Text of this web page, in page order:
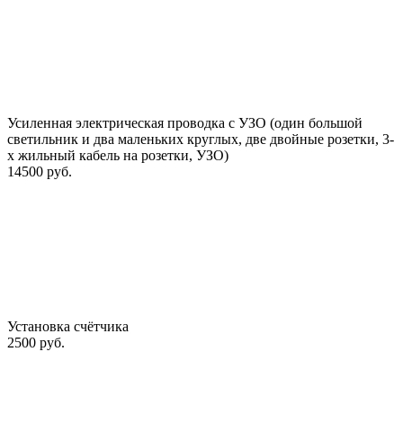
Усиленная электрическая проводка с УЗО (один большой
светильник и два маленьких круглых, две двойные розетки, 3-
х жильный кабель на розетки, УЗО)
14500 руб.
Установка счётчика
2500 руб.